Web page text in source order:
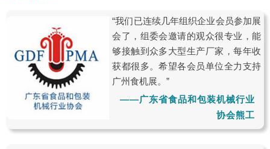
“我们已连续几年组织企业会员参加展
会了，组委会邀请的观众很专业，能
够接触到众多大型生产厂家，每年收
获都很多。希望各会员单位全力支持
广州食机展。”
——广东省食品和包装机械行业
协会熊工